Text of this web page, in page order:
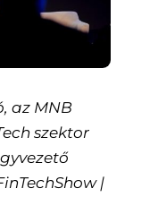
az MNB
szektor
|